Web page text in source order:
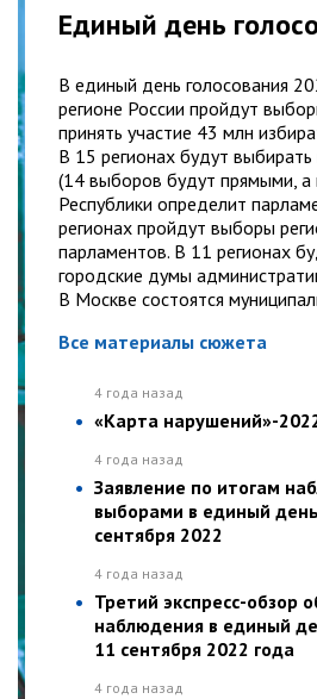
Единый день
В единый день голосования
регионе России пройдут
принять участие 43 млн
В 15 регионах будут выбирать
(14 выборов будут прямыми, а
Республики определит
регионах пройдут выборы
парламентов. В 11 регионах
городские думы
В Москве состоятся
Все материалы сюжета
4 года назад
«Карта нарушений»-
4 года назад
Заявление по итогам
выборами в единый
сентября 2022
4 года назад
Третий экспресс-обзор
наблюдения в единый
11 сентября 2022 года
4 года назад